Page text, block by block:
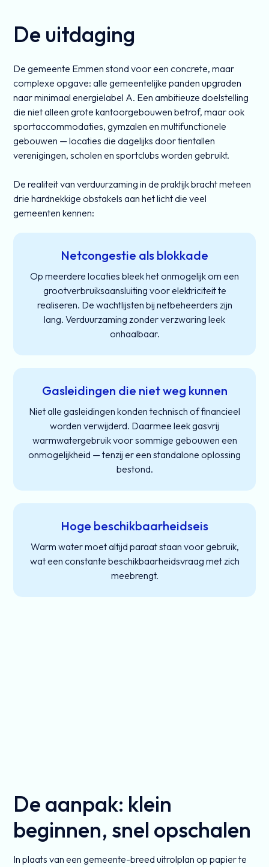
De uitdaging
De gemeente Emmen stond voor een concrete, maar
complexe opgave: alle gemeentelijke panden upgraden
naar minimaal energielabel A. Een ambitieuze doelstelling
die niet alleen grote kantoorgebouwen betrof, maar ook
sportaccommodaties, gymzalen en multifunctionele
gebouwen — locaties die dagelijks door tientallen
verenigingen, scholen en sportclubs worden gebruikt.
De realiteit van verduurzaming in de praktijk bracht meteen
drie hardnekkige obstakels aan het licht die veel
gemeenten kennen:
Netcongestie als blokkade
Op meerdere locaties bleek het onmogelijk om een
grootverbruiksaansluiting voor elektriciteit te
realiseren. De wachtlijsten bij netbeheerders zijn
lang. Verduurzaming zonder verzwaring leek
onhaalbaar.
Gasleidingen die niet weg kunnen
Niet alle gasleidingen konden technisch of financieel
worden verwijderd. Daarmee leek gasvrij
warmwatergebruik voor sommige gebouwen een
onmogelijkheid — tenzij er een standalone oplossing
bestond.
Hoge beschikbaarheidseis
Warm water moet altijd paraat staan voor gebruik,
wat een constante beschikbaarheidsvraag met zich
meebrengt.
De aanpak: klein
beginnen, snel opschalen
In plaats van een gemeente-breed uitrolplan op papier te